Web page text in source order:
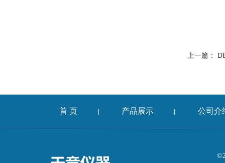
上一篇：
首 页 | 产品展示 | 公司介